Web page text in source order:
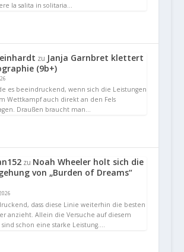
la salita in solitaria…
zu Janja Garnbret klettert
(9b+)
es beeindruckend, wenn sich die Leistungen
Wettkampf auch direkt an den Fels
Draußen braucht man…
zu Noah Wheeler holt sich die
von „Burden of Dreams“
dass diese Linie weiterhin die besten
anzieht. Allein die Versuche auf diesem
sind schon eine starke Leistung.…